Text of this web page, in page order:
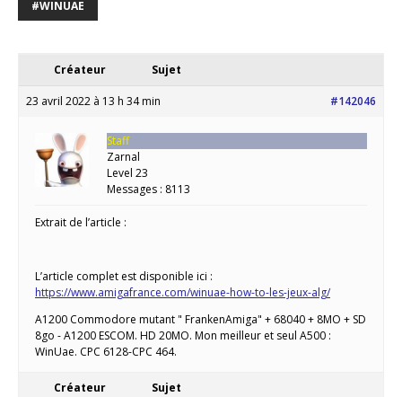
#WINUAE
Créateur Sujet
23 avril 2022 à 13 h 34 min #142046
Staff
Zarnal
Level 23
Messages : 8113
Extrait de l’article :
L’article complet est disponible ici :
https://www.amigafrance.com/winuae-how-to-les-jeux-alg/
A1200 Commodore mutant " FrankenAmiga" + 68040 + 8MO + SD
8go - A1200 ESCOM. HD 20MO. Mon meilleur et seul A500 :
WinUae. CPC 6128-CPC 464.
Créateur Sujet